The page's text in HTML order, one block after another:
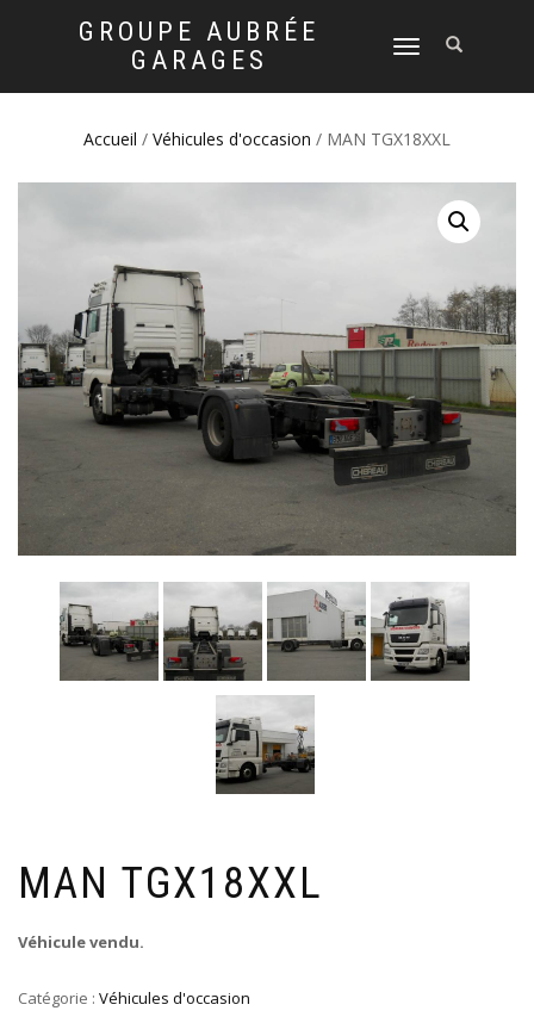
GROUPE AUBRÉE
GARAGES
DÉPLIER
NAVIGATION
Accueil / Véhicules d'occasion / MAN TGX18XXL
MAN TGX18XXL
Véhicule vendu.
Catégorie : Véhicules d'occasion